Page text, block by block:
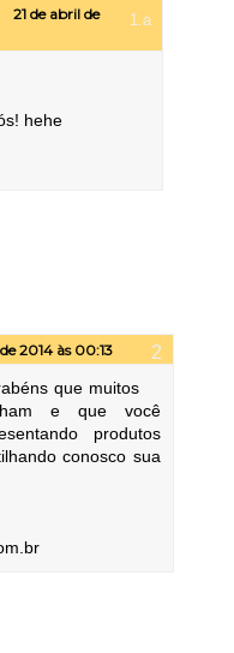
21 de abril de
hehe
2014 às 00:13
que muitos
e que você
produtos
conosco sua